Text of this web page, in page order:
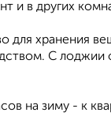
и в других
для хранения
С лоджии
на зиму - к